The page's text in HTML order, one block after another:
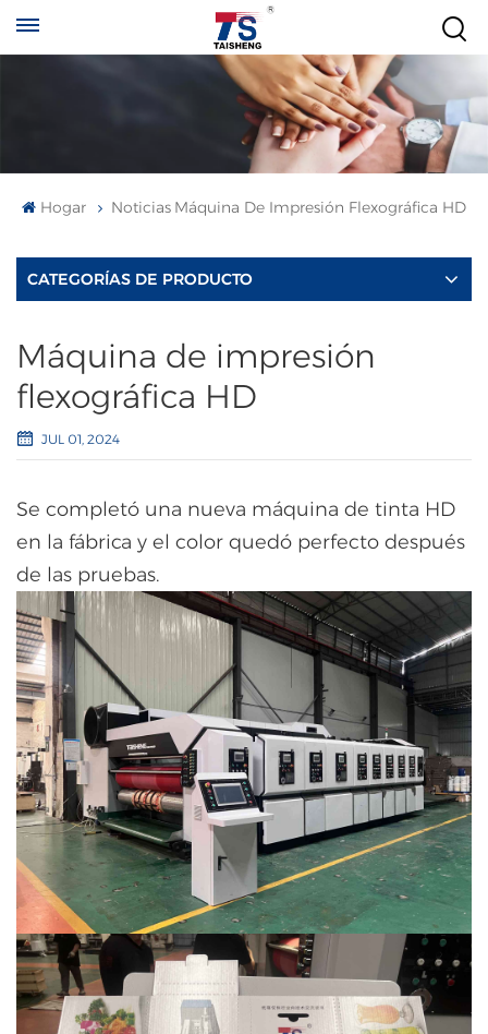
Hogar Noticias Máquina De Impresión Flexográfica HD
CATEGORÍAS DE PRODUCTO
Máquina de impresión
flexográfica HD
JUL 01, 2024
Se completó una nueva máquina de tinta HD
en la fábrica y el color quedó perfecto después
de las pruebas.